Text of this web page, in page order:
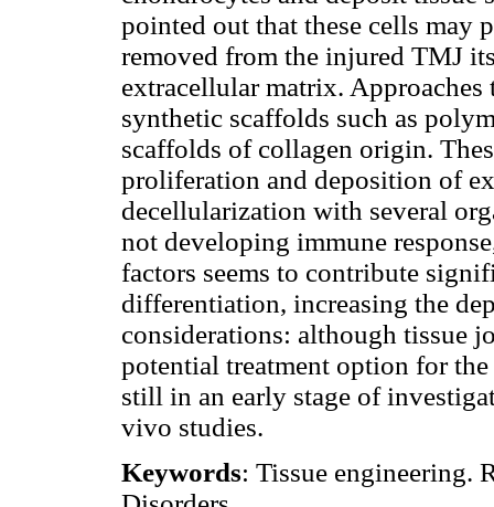
pointed out that these cells may
removed from the injured TMJ
extracellular matrix.
synthetic scaffolds such as
scaffolds of collagen origin.
proliferation and deposition of
decellularization with several
not developing immune
factors seems to contribute
differentiation, increasing the
considerations: although tissue
potential treatment option for
still in an early stage of
vivo studies.
Keywords: Tissue engineering.